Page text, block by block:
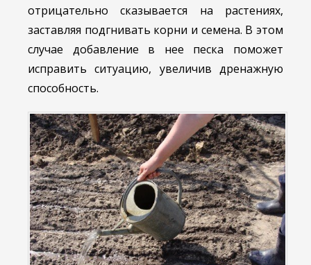
отрицательно сказывается на растениях,
заставляя подгнивать корни и семена. В этом
случае добавление в нее песка поможет
исправить ситуацию, увеличив дренажную
способность.